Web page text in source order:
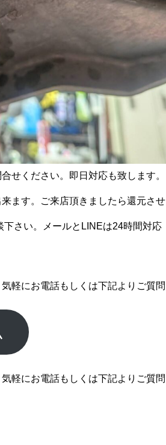
せください。即日対応も致します。
ます。ご来店頂きましたら還元させ
さい。メールとLINEは24時間対応
軽にお電話もしくは下記よりご質問
軽にお電話もしくは下記よりご質問